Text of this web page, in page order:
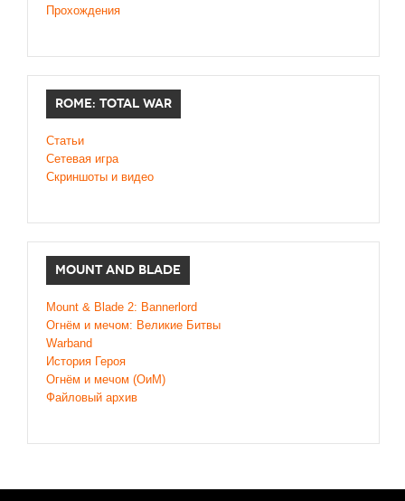
Прохождения
ROME: TOTAL WAR
Статьи
Сетевая игра
Скриншоты и видео
MOUNT AND BLADE
Mount & Blade 2: Bannerlord
Огнём и мечом: Великие Битвы
Warband
История Героя
Огнём и мечом (ОиМ)
Файловый архив